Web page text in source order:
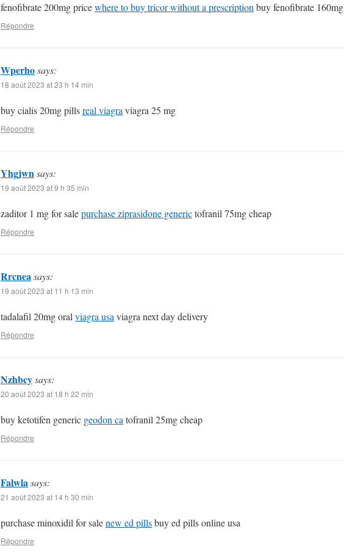
fenofibrate 200mg pricewhere to buy tricor without a prescription buy fenofibrate 160mg
Répondre
Wperhosays:
18 août 2023 at 23 h 14 min
buy cialis 20mg pillsreal viagra viagra 25 mg
Répondre
Yhgjwnsays:
19 août 2023 at 9 h 35 min
zaditor 1 mg for salepurchase ziprasidone generictofranil 75mg cheap
Répondre
Rrcneasays:
19 août 2023 at 11 h 13 min
tadalafil 20mg oral viagra usa viagra next day delivery
Répondre
Nzhbcysays:
20 août 2023 at 18 h 22 min
buy ketotifen generic geodon ca tofranil 25mg cheap
Répondre
Falwlasays:
21 août 2023 at 14 h 30 min
purchase minoxidil for salenew ed pillsbuy ed pills online usa
Répondre